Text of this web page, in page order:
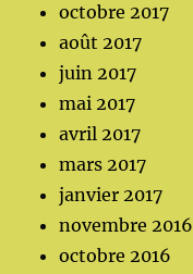
octobre 2017
août 2017
juin 2017
mai 2017
avril 2017
mars 2017
janvier 2017
novembre 2016
octobre 2016